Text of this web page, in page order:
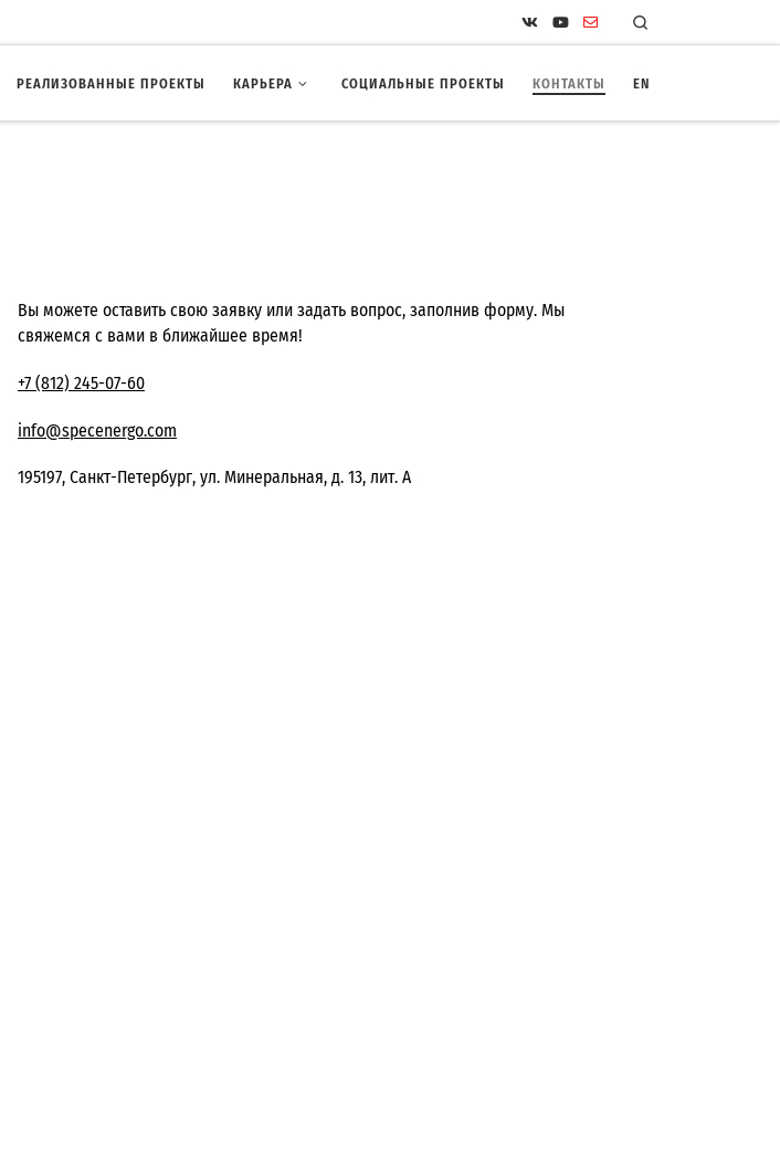
РЕАЛИЗОВАННЫЕ ПРОЕКТЫ КАРЬЕРА СОЦИАЛЬНЫЕ ПРОЕКТЫ КОНТАКТЫ EN
Вы можете оставить свою заявку или задать вопрос, заполнив форму. Мы
свяжемся с вами в ближайшее время!
+7 (812) 245-07-60
info@specenergo.com
195197, Санкт-Петербург, ул. Минеральная, д. 13, лит. А